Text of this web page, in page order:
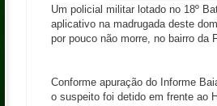
Um policial militar lotado no 18º
aplicativo na madrugada deste
por pouco não morre, no bairro da
Conforme apuração do Informe
o suspeito foi detido em frente ao